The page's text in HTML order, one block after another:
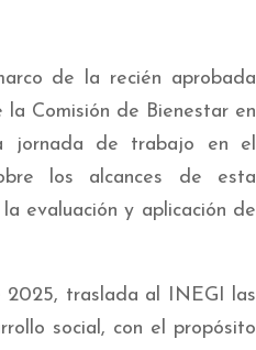
de la recién aprobada
Comisión de Bienestar en
jornada de trabajo en el
los alcances de esta
evaluación y aplicación de
2025, traslada al INEGI las
social, con el propósito